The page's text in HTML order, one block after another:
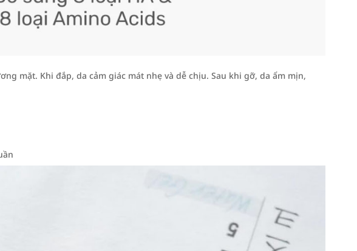
mặt. Khi đắp, da cảm giác mát nhẹ và dễ chịu. Sau khi gỡ, da ẩm mịn,